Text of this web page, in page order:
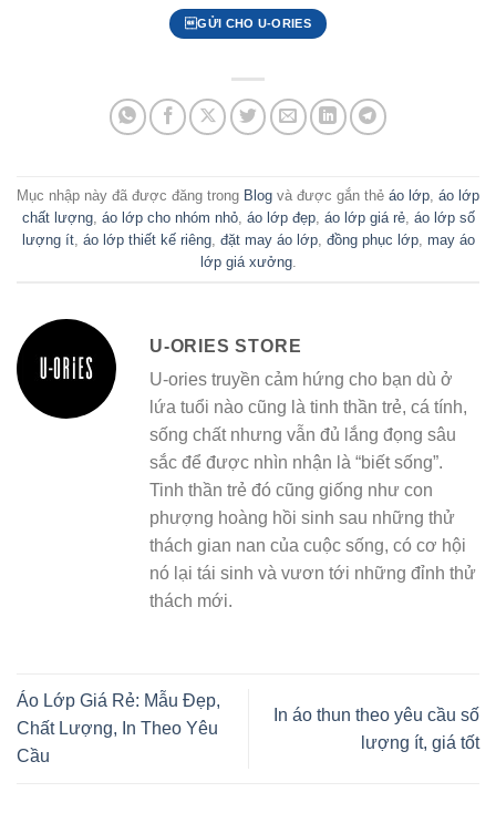
Mục nhập này đã được đăng trong Blog và được gắn thẻ áo lớp áo lớp
chất lượng, áo lớp cho nhóm nhỏ, áo lớp đẹp, áo lớp giá rẻ, áo lớp số
lượng ít, áo lớp thiết kế riêng, đặt may áo lớp, đồng phục lớp, may áo
lớp giá xưởng.
U-ORIES STORE
U-ories truyền cảm hứng cho bạn dù ở
lứa tuổi nào cũng là tinh thần trẻ, cá tính,
sống chất nhưng vẫn đủ lắng đọng sâu
sắc để được nhìn nhận là “biết sống”.
Tinh thần trẻ đó cũng giống như con
phượng hoàng hồi sinh sau những thử
thách gian nan của cuộc sống, có cơ hội
nó lại tái sinh và vươn tới những đỉnh thử
thách mới.
Áo Lớp Giá Rẻ: Mẫu Đẹp,
Chất Lượng, In Theo Yêu
Cầu
In áo thun theo yêu cầu số
lượng ít, giá tốt